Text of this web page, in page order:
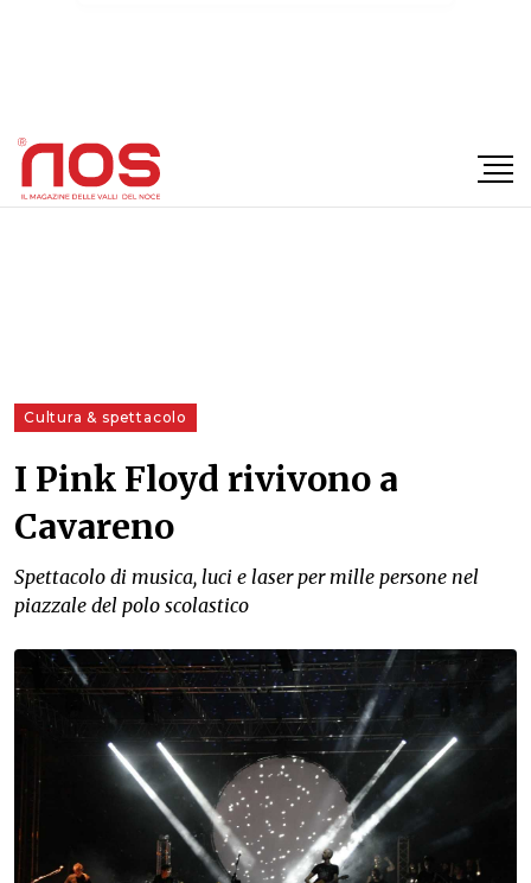
Cultura & spettacolo
I Pink Floyd rivivono a
Cavareno
Spettacolo di musica, luci e laser per mille persone nel
piazzale del polo scolastico